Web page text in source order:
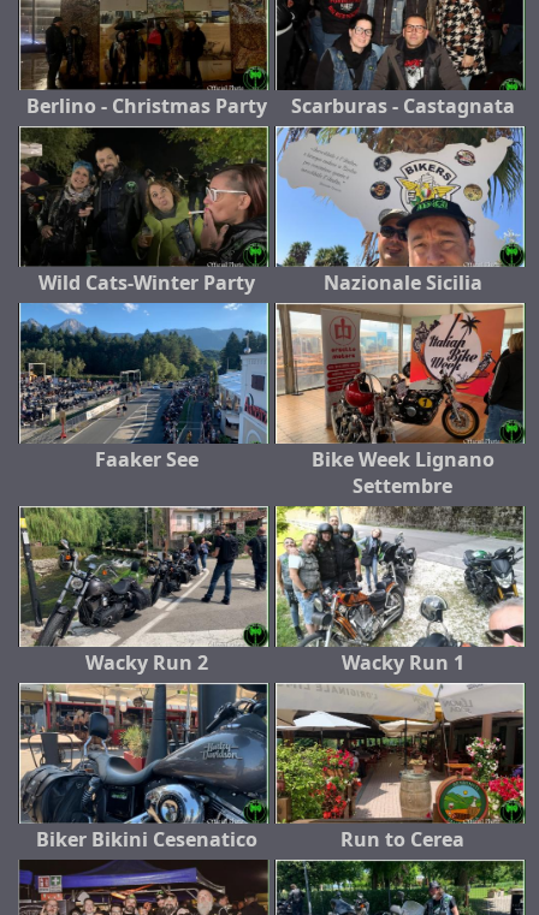
Berlino - Christmas Party Scarburas - Castagnata
Wild Cats-Winter Party Nazionale Sicilia
Faaker See
Bike Week Lignano
Settembre
Wacky Run 2 Wacky Run 1
Biker Bikini Cesenatico Run to Cerea